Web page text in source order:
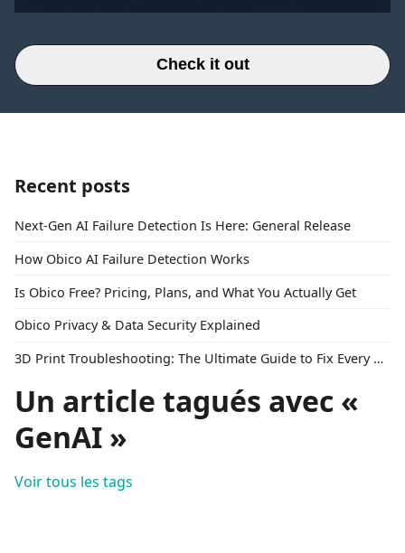
Check it out
Recent posts
Next-Gen AI Failure Detection Is Here: General Release
How Obico AI Failure Detection Works
Is Obico Free? Pricing, Plans, and What You Actually Get
Obico Privacy & Data Security Explained
3D Print Troubleshooting: The Ultimate Guide to Fix Every Common Problem [2026]
Un article tagués avec «
GenAI »
Voir tous les tags